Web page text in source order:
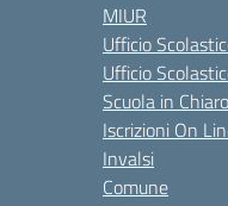
MIUR
Ufficio
Ufficio
Scuola in Chiaro
Iscrizioni On
Invalsi
Comune